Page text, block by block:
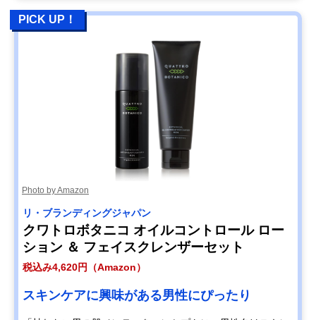
PICK UP！
Photo by Amazon
リ・ブランディングジャパン
クワトロボタニコ オイルコントロール ロー
ション ＆ フェイスクレンザーセット
税込み4,620円（Amazon）
スキンケアに興味がある男性にぴったり